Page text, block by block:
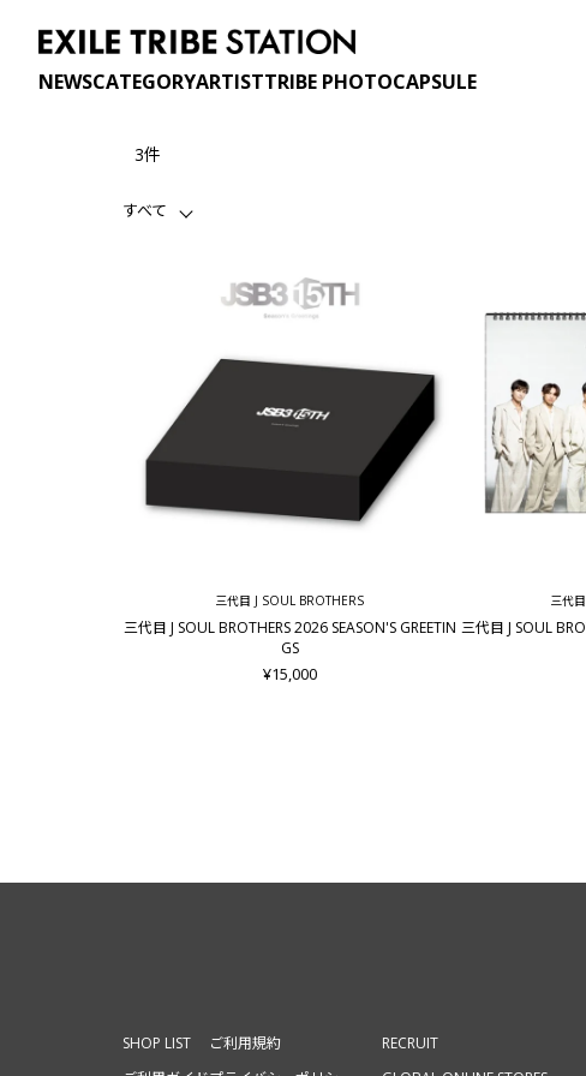
NEWSCATEGORYARTISTTRIBE PHOTOCAPSULE
3件
すべて
三代目 J SOUL BROTHERS
三代目 J SOUL BROTHERS 2026 SEASON'S GREETIN
GS
¥15,000
三代
三代目 J SOUL
SHOP LIST
ご利用規約
RECRUIT